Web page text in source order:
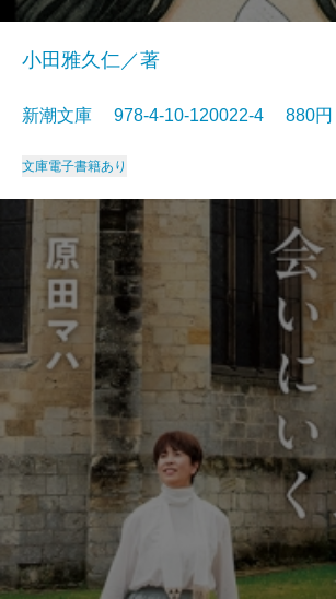
小田雅久仁／著
新潮文庫 978-4-10-120022-4 880
文庫電子書籍あり